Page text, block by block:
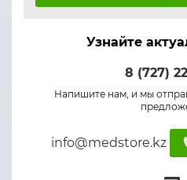
Узнайте
8 (727)
Напишите нам, и мы
info@medstore.kz